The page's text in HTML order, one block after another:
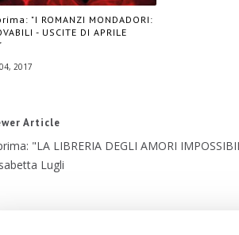
"I ROMANZI MONDADORI:
- USCITE DI APRILE
2017
Article
"LA LIBRERIA DEGLI AMORI
Lugli